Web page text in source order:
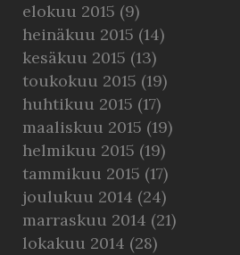
elokuu 2015 (9)
heinäkuu 2015 (14)
kesäkuu 2015 (13)
toukokuu 2015 (19)
huhtikuu 2015 (17)
maaliskuu 2015 (19)
helmikuu 2015 (19)
tammikuu 2015 (17)
joulukuu 2014 (24)
marraskuu 2014 (21)
lokakuu 2014 (28)